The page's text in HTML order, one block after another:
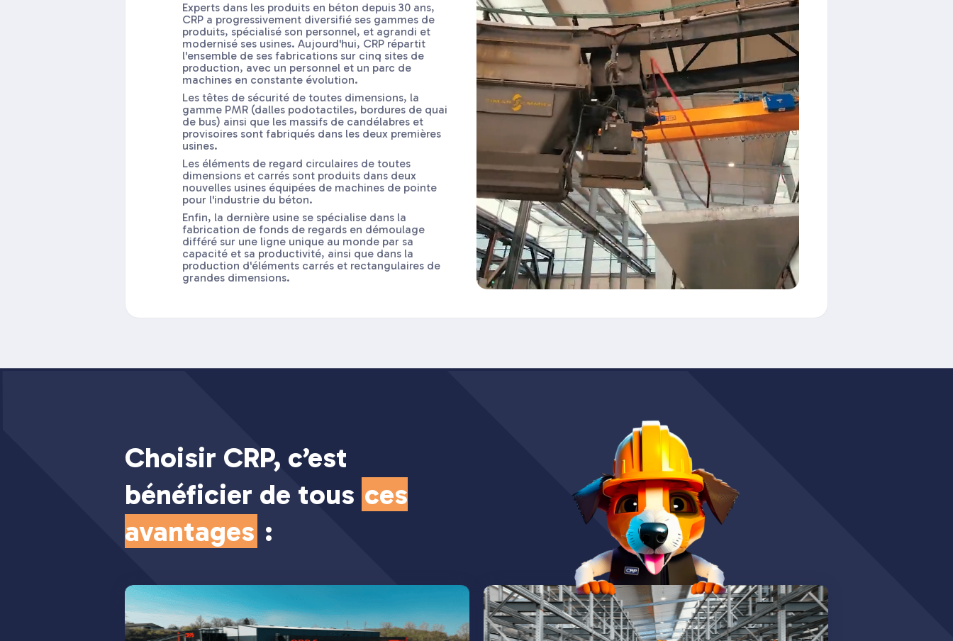
Experts dans les produits en béton depuis 30 ans,
CRP a progressivement diversifié ses gammes de
produits, spécialisé son personnel, et agrandi et
modernisé ses usines. Aujourd'hui, CRP répartit
l'ensemble de ses fabrications sur cinq sites de
production, avec un personnel et un parc de
machines en constante évolution.
Les têtes de sécurité de toutes dimensions, la
gamme PMR (dalles podotactiles, bordures de quai
de bus) ainsi que les massifs de candélabres et
provisoires sont fabriqués dans les deux premières
usines.
Les éléments de regard circulaires de toutes
dimensions et carrés sont produits dans deux
nouvelles usines équipées de machines de pointe
pour l'industrie du béton.
Enfin, la dernière usine se spécialise dans la
fabrication de fonds de regards en démoulage
différé sur une ligne unique au monde par sa
capacité et sa productivité, ainsi que dans la
production d'éléments carrés et rectangulaires de
grandes dimensions.
Choisir CRP, c’est
bénéficier de tous ces
avantages :